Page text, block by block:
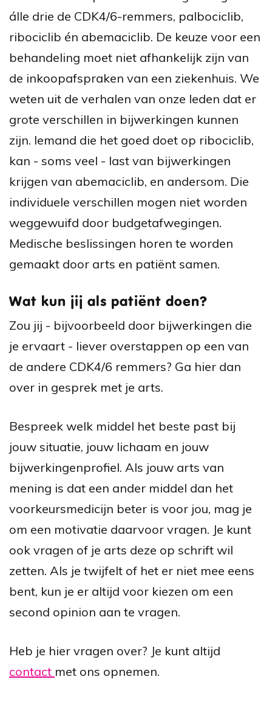
álle drie de CDK4/6-remmers, palbociclib,
ribociclib én abemaciclib. De keuze voor een
behandeling moet niet afhankelijk zijn van
de inkoopafspraken van een ziekenhuis. We
weten uit de verhalen van onze leden dat er
grote verschillen in bijwerkingen kunnen
zijn. Iemand die het goed doet op ribociclib,
kan - soms veel - last van bijwerkingen
krijgen van abemaciclib, en andersom. Die
individuele verschillen mogen niet worden
weggewuifd door budgetafwegingen.
Medische beslissingen horen te worden
gemaakt door arts en patiënt samen.
Wat kun jij als patiënt doen?
Zou jij - bijvoorbeeld door bijwerkingen die
je ervaart - liever overstappen op een van
de andere CDK4/6 remmers? Ga hier dan
over in gesprek met je arts.
Bespreek welk middel het beste past bij
jouw situatie, jouw lichaam en jouw
bijwerkingenprofiel. Als jouw arts van
mening is dat een ander middel dan het
voorkeursmedicijn beter is voor jou, mag je
om een motivatie daarvoor vragen. Je kunt
ook vragen of je arts deze op schrift wil
zetten. Als je twijfelt of het er niet mee eens
bent, kun je er altijd voor kiezen om een
second opinion aan te vragen.
Heb je hier vragen over? Je kunt altijd
contact met ons opnemen.